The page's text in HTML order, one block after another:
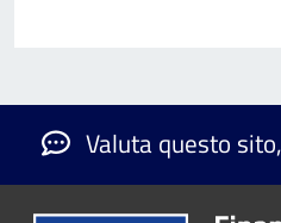
Valuta questo